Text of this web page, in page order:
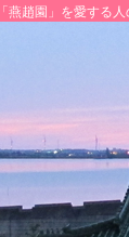
趙園」を愛する人